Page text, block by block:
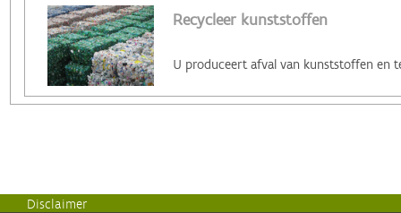
Recycleer kunststoffen
Disclaimer